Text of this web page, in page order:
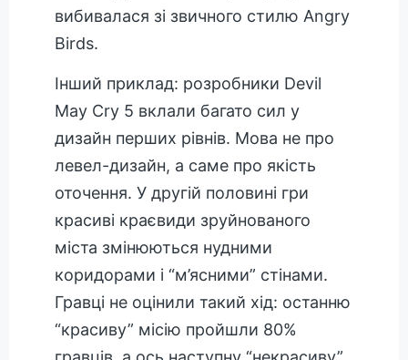
вибивалася зі звичного стилю Angry
Birds.
Інший приклад: розробники Devil
May Cry 5 вклали багато сил у
дизайн перших рівнів. Мова не про
левел-дизайн, а саме про якість
оточення. У другій половині гри
красиві краєвиди зруйнованого
міста змінюються нудними
коридорами і “м’ясними” стінами.
Гравці не оцінили такий хід: останню
“красиву” місію пройшли 80%